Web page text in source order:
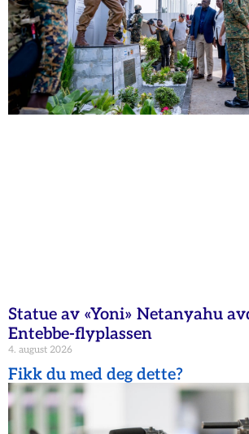
Statue av «Yoni» Netanyahu
Entebbe-flyplassen
4. august 2026
Fikk du med deg dette?